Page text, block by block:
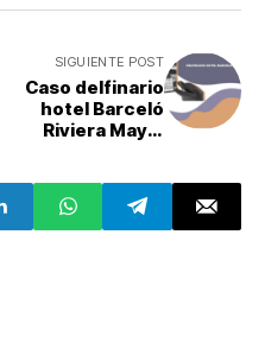
SIGUIENTE POST
Caso delfinario
hotel Barceló
Riviera Maya;
pendientes